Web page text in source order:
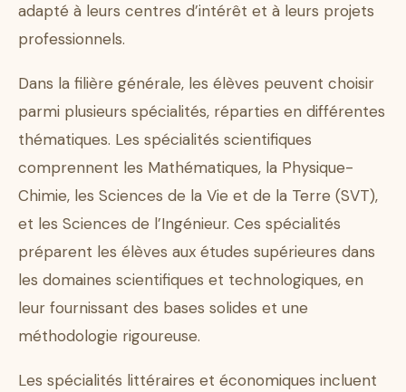
adapté à leurs centres d’intérêt et à leurs projets
professionnels.
Dans la filière générale, les élèves peuvent choisir
parmi plusieurs spécialités, réparties en différentes
thématiques. Les spécialités scientifiques
comprennent les Mathématiques, la Physique-
Chimie, les Sciences de la Vie et de la Terre (SVT),
et les Sciences de l’Ingénieur. Ces spécialités
préparent les élèves aux études supérieures dans
les domaines scientifiques et technologiques, en
leur fournissant des bases solides et une
méthodologie rigoureuse.
Les spécialités littéraires et économiques incluent